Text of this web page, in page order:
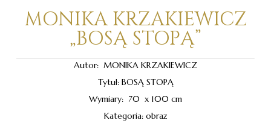
MONIKA KRZAKIEWICZ
„BOSĄ STOPĄ”
Autor: MONIKA KRZAKIEWICZ
Tytuł: BOSĄ STOPĄ
Wymiary: 70 x 100 cm
Kategoria: obraz